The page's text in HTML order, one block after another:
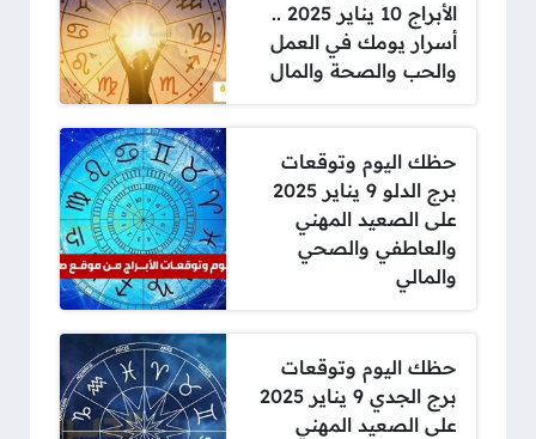
الأبراج 10 يناير 2025 ..
أسرار يومك في العمل
والحب والصحة والمال
حظك اليوم وتوقعات
برج الدلو 9 يناير 2025
على الصعيد المهني
والعاطفي والصحي
والمالي
حظك اليوم وتوقعات
برج الجدي 9 يناير 2025
على الصعيد المهني